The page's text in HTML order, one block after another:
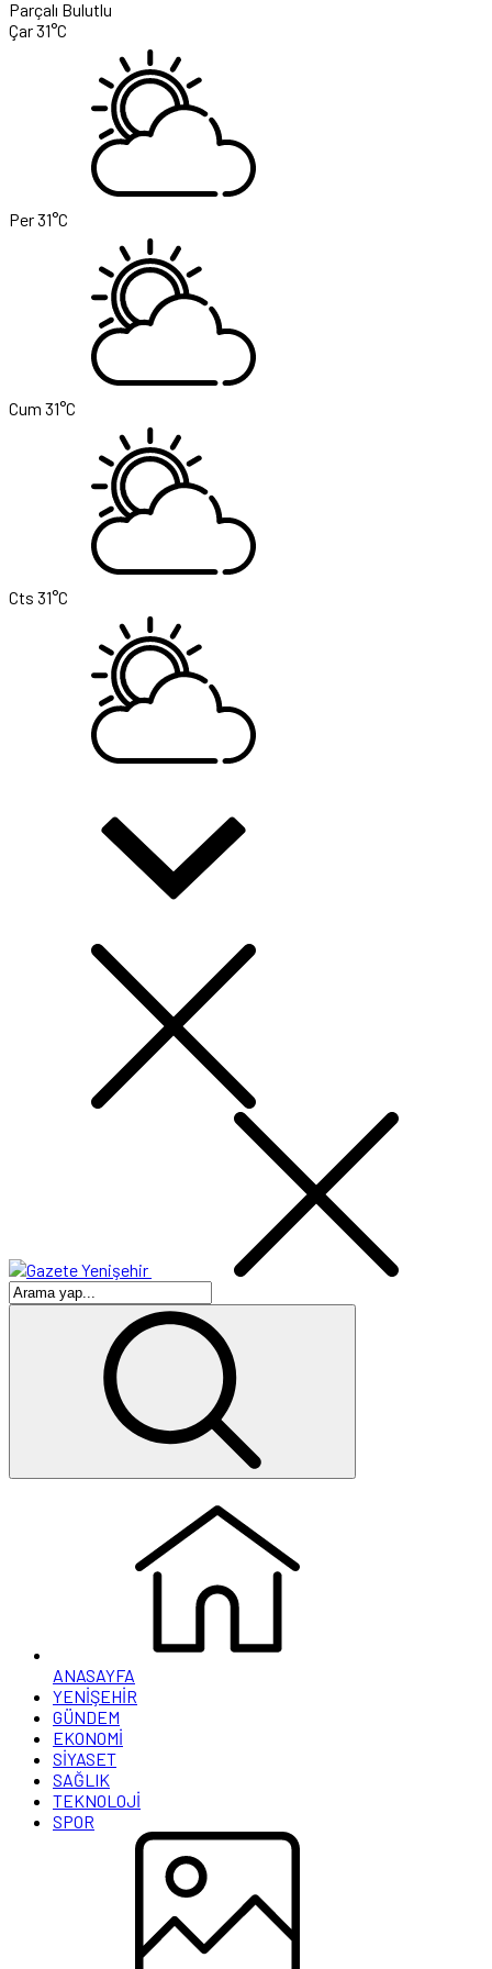
Parçalı Bulutlu
Çar31°C
Per31°C
Cum 31°C
Cts 31°C
ANASAYFA
YENİŞEHİR
GÜNDEM
EKONOMİ
SİYASET
SAĞLIK
TEKNOLOJİ
SPOR